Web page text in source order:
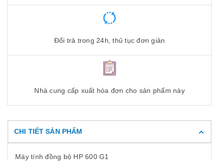
Đổi trả trong 24h, thủ tục đơn giản
Nhà cung cấp xuất hóa đơn cho sản phẩm này
CHI TIẾT SẢN PHẨM
Máy tính đồng bộ HP 600 G1